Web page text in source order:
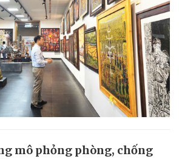
mô phỏng phòng, chống